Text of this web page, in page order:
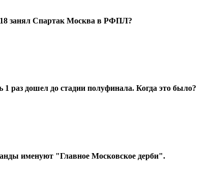
занял Спартак Москва в РФПЛ?
дошел до стадии полуфинала. Когда это было?
именуют "Главное Московское дерби".